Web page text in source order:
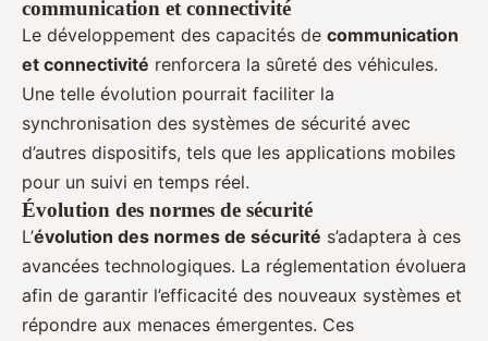
communication et connectivité
Le développement des capacités de communication
et connectivité renforcera la sûreté des véhicules.
Une telle évolution pourrait faciliter la
synchronisation des systèmes de sécurité avec
d’autres dispositifs, tels que les applications mobiles
pour un suivi en temps réel.
Évolution des normes de sécurité
L’évolution des normes de sécurité s’adaptera à ces
avancées technologiques. La réglementation évoluera
afin de garantir l’efficacité des nouveaux systèmes et
répondre aux menaces émergentes. Ces